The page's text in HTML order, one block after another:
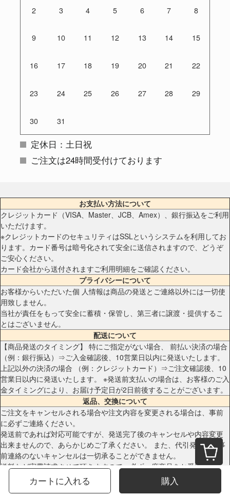
カートに入れる 購入
2 3 4 5 6 7 8
9 10 11 12 13 14 15
16 17 18 19 20 21 22
23 24 25 26 27 28 29
30 31
定休日：土日祝
ご注文は24時間受付けております
お支払い方法について
クレジットカード（VISA、Master、JCB、Amex）、銀行振込をご利用
いただけます。
※クレジットカードのセキュリティはSSLというシステムを利用してお
ります。カード番号は暗号化されて安全に送信されますので、どうぞ
ご安心ください。
カード会社から送付されますご利用明細をご確認ください。
プライバシーについて
お客様からいただいた個 人情報は商品の発送とご連絡以外には一切使
用致しません。
当社が責任をもって安全に蓄積・保管し、第三者に譲渡・提供するこ
とはございません。
配送について
【商品発送のタイミング】 特にご指定がない場合、 前払い決済の場合
（例：銀行振込）⇒ご入金確認後、10営業日以内に発送いたします。
上記以外の決済の場合 （例：クレジットカード）⇒ご注文確認後、10
営業日以内に発送いたします。 ※発送前支払いの場合は、お客様のご入
金タイミングにより、お届け予定日が2日前後することがございます。
返品、交換について
ご注文をキャンセルされる場合や注文内容を変更される場合は、事前
に必ずご連絡ください。
発送前であれば対応可能ですが、発送完了後のキャンセルや内容変更
出来ませんので、あらかじめご了承ください。 また、代引発送後の事
前連絡のないキャンセルは一切承ることができません。
送料など実費請求させて頂きますので、必ず一度商品をお受け取りい
ただいてからの対応となります。 品の欠陥や不良など当社原因による
場合のみ、返品・交換を受け付けております。